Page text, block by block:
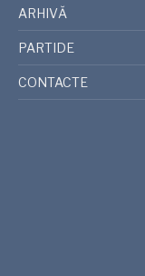
ARHIVĂ
PARTIDE
CONTACTE